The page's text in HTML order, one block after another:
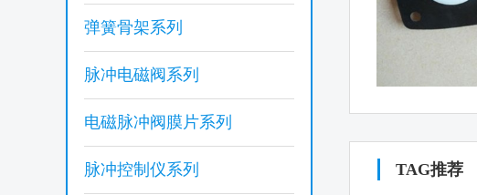
弹簧骨架系列
脉冲电磁阀系列
电磁脉冲阀膜片系列
脉冲控制仪系列 TAG推荐